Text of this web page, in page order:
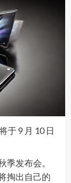
于 9 月 10 日
发布会。
掏出自己的